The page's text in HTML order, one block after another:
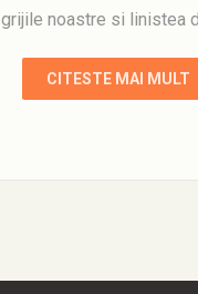
grijile noastre si linistea
CITESTE MAI MULT